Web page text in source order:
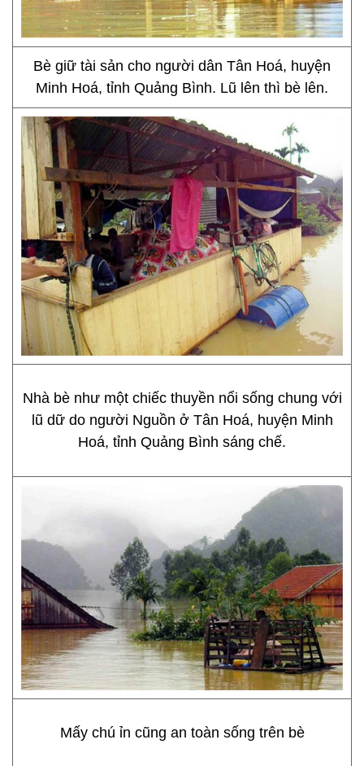
Bè giữ tài sản cho người dân Tân Hoá, huyện
Minh Hoá, tỉnh Quảng Bình. Lũ lên thì bè lên.
Nhà bè như một chiếc thuyền nổi sống chung với
lũ dữ do người Nguồn ở Tân Hoá, huyện Minh
Hoá, tỉnh Quảng Bình sáng chế.
Mấy chú ỉn cũng an toàn sống trên bè